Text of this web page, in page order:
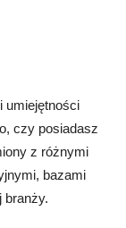
umiejętności
czy posiadasz
z różnymi
bazami
branży.